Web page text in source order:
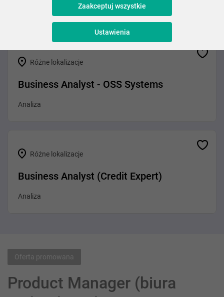
Różne lokalizacje
Business Analyst - OSS Systems
Analiza
Różne lokalizacje
Business Analyst (Credit Expert)
Analiza
Oferta promowana
Product Manager (biura
Zaakceptuj wszystkie
Ustawienia